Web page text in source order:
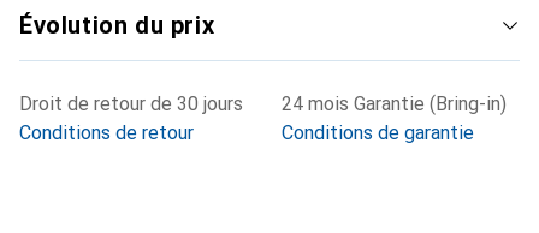
Évolution du prix
Droit de retour de 30 jours
Conditions de retour
24 mois Garantie (Bring-in)
Conditions de garantie